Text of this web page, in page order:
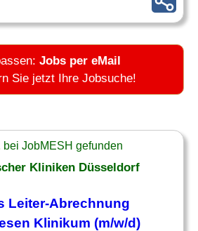
Jobs per eMail
Sie jetzt Ihre Jobsuche!
bei JobMESH gefunden
Kliniken Düsseldorf
Leiter-Abrechnung
Klinikum (m/w/d)